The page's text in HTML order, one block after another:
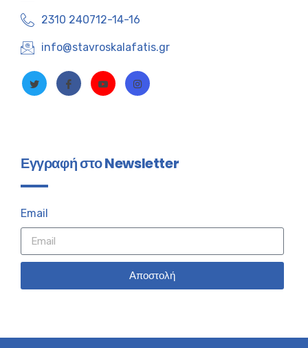
2310 240712-14-16
info@stavroskalafatis.gr
Εγγραφή στο Newsletter
Email
Αποστολή